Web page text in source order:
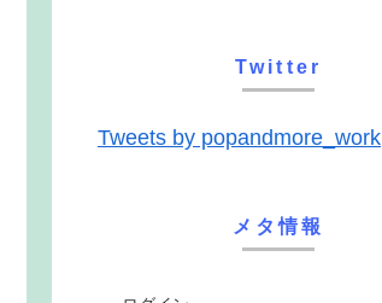
Twitter
Tweets by popandmore_work
メタ情報